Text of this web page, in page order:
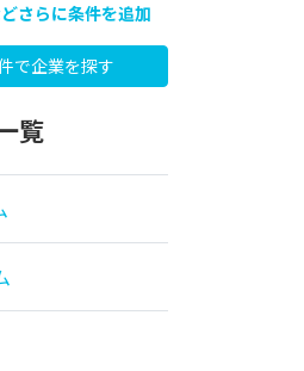
さらに条件を追加
覧